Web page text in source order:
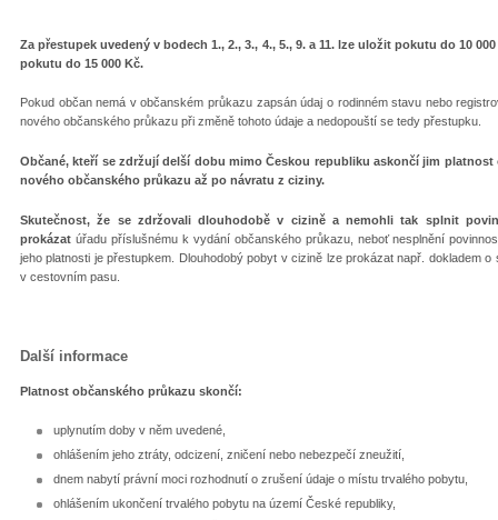
Za přestupek uvedený v bodech 1., 2., 3., 4., 5., 9. a 11. lze uložit pokutu do 10
pokutu do 15 000 Kč.
Pokud občan nemá v občanském průkazu zapsán údaj o rodinném stavu nebo
nového občanského průkazu při změně tohoto údaje a nedopouští se tedy přestupku.
Občané, kteří se zdržují delší dobu mimo Českou republiku askončí jim
nového občanského průkazu až po návratu z ciziny.
Skutečnost, že se zdržovali dlouhodobě v cizině a nemohli tak splnit
prokázat úřadu příslušnému k vydání občanského průkazu, neboť nesplnění
jeho platnosti je přestupkem. Dlouhodobý pobyt v cizině lze prokázat např. dokladem
v cestovním pasu.
Další informace
Platnost občanského průkazu skončí:
uplynutím doby v něm uvedené,
ohlášením jeho ztráty, odcizení, zničení nebo nebezpečí zneužití,
dnem nabytí právní moci rozhodnutí o zrušení údaje o místu trvalého pobytu,
ohlášením ukončení trvalého pobytu na území České republiky,